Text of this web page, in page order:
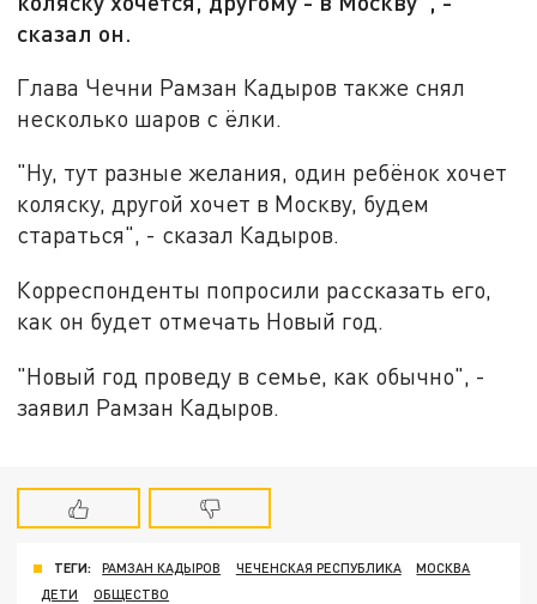
сказал он.
Глава Чечни Рамзан Кадыров также снял
несколько шаров с ёлки.
"Ну, тут разные желания, один ребёнок хочет
коляску, другой хочет в Москву, будем
стараться", - сказал Кадыров.
Корреспонденты попросили рассказать его,
как он будет отмечать Новый год.
"Новый год проведу в семье, как обычно", -
заявил Рамзан Кадыров.
ТЕГИ: РАМЗАН КАДЫРОВ ЧЕЧЕНСКАЯ РЕСПУБЛИКА
МОСКВА
ДЕТИ
ОБЩЕСТВО